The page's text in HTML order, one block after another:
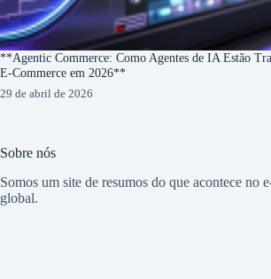
**Agentic Commerce: Como Agentes de IA Estão
E-Commerce em 2026**
29 de abril de 2026
Sobre nós
Somos um site de resumos do que acontece no
global.